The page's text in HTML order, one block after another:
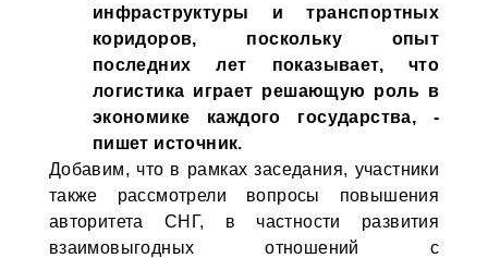
инфраструктуры и транспортных
коридоров, поскольку опыт
последних лет показывает, что
логистика играет решающую роль в
экономике каждого государства, -
пишет источник.
Добавим, что в рамках заседания, участники
также рассмотрели вопросы повышения
авторитета СНГ, в частности развития
взаимовыгодных отношений с